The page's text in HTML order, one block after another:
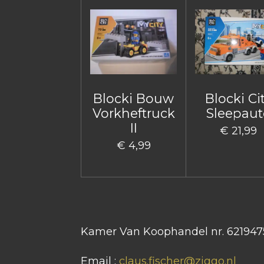
Blocki Bouw
Vorkheftruck
II
€ 4,99
Blocki
€ 21,99
Kamer Van Koophandel nr.
Email : claus.fischer@ziggo.nl